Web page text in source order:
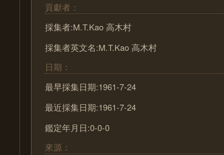
貢獻者：
採集者:M.T.Kao 高木村
採集者英文名:M.T.Kao 高木村
日期：
最早採集日期:1961-7-24
最近採集日期:1961-7-24
鑑定年月日:0-0-0
來源：